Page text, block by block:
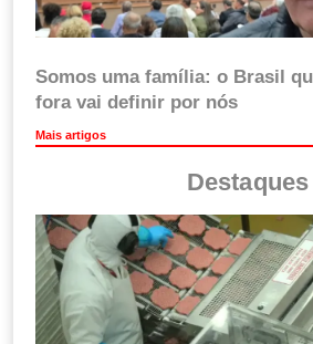
Somos uma família: o Brasil
fora vai definir por nós
Mais artigos
Destaques